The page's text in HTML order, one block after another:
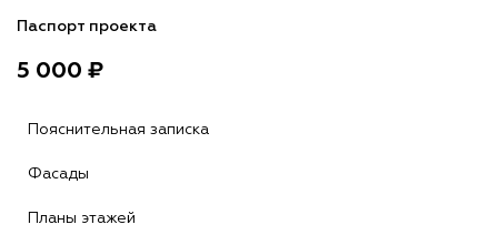
Паспорт проекта
5 000 ₽
Пояснительная записка
Фасады
Планы этажей